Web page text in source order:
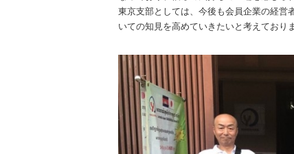
東京支部としては、今後も会員企業の経営
いての知見を高めていきたいと考えておりま